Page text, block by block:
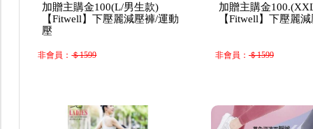
加贈主購金100(L/男生款)
【Fitwell】下壓麗減壓褲/運動
壓
非會員：＄1599
加贈主購金
【Fitwell】下壓麗
非會員： ＄1599